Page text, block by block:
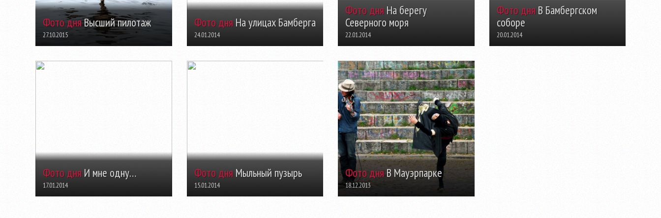
Фото дняВысший пилотаж
27.10.2015
Фото дня На улицах Бамберга
24.01.2014
Фото дня На берегу
Северного моря
22.01.2014
Фото дня В Бамбергском
соборе
20.01.2014
Фото дня И мне одну…
17.01.2014
Фото дня Мыльный пузырь
15.01.2014
Фото дняВ Мауэрпарке
18.12.2013